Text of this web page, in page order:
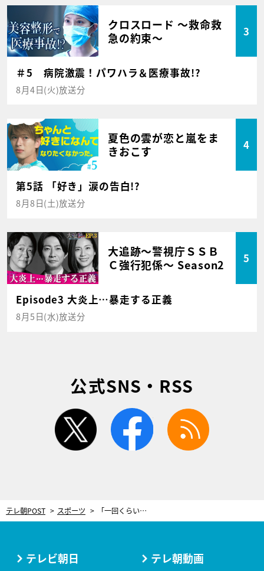
クロスロード ～救命救
急の約束～
3
＃5 病院激震！パワハラ＆医療事故!?
8月4日(火)放送分
夏色の雲が恋と嵐をま
きおこす
4
第5話 「好き」涙の告白!?
8月8日(土)放送分
大追跡～警視庁ＳＳＢ
Ｃ強行犯係～ Season2
5
Episode3 大炎上…暴走する正義
8月5日(水)放送分
公式SNS・RSS
twitter facebook
テレ朝POST スポーツ 「一回くらい暴れてみようと」日本ハム・栗山監督、就任1年目を振り返って取り戻した“初心”
テレビ朝日 テレ朝動画